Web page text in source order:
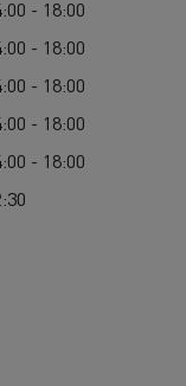
- 18:00
- 18:00
- 18:00
- 18:00
- 18:00